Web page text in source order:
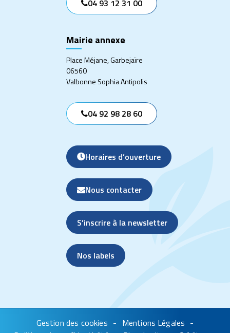
04 93 12 31 00
Mairie annexe
Place Méjane, Garbejaïre
06560
Valbonne Sophia Antipolis
04 92 98 28 60
Horaires d’ouverture
Nous contacter
S’inscrire à la newsletter
Nos labels
Gestion des cookies
Mentions Légales